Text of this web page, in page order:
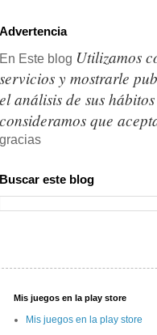
Advertencia
En Este blog Utilizamos
servicios y mostrarle
el análisis de sus
consideramos que
gracias
Buscar este blog
Mis juegos en la play store
Mis juegos en la play store